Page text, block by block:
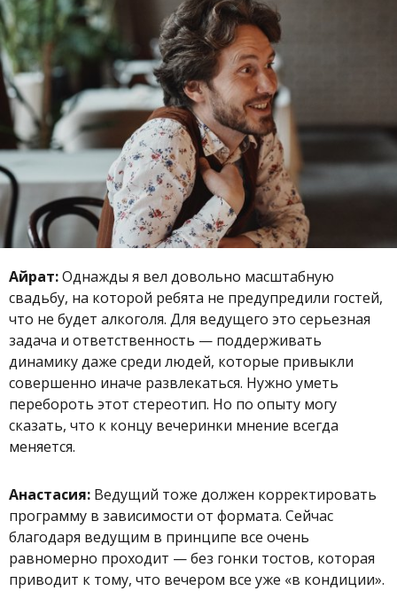
Айрат:Однажды я вел довольно масштабную
свадьбу, на которой ребята не предупредили гостей,
что не будет алкоголя. Для ведущего это серьезная
задача и ответственность — поддерживать
динамику даже среди людей, которые привыкли
совершенно иначе развлекаться. Нужно уметь
перебороть этот стереотип. Но по опыту могу
сказать, что к концу вечеринки мнение всегда
меняется.
Анастасия: Ведущий тоже должен корректировать
программу в зависимости от формата. Сейчас
благодаря ведущим в принципе все очень
равномерно проходит — без гонки тостов, которая
приводит к тому, что вечером все уже «в кондиции».